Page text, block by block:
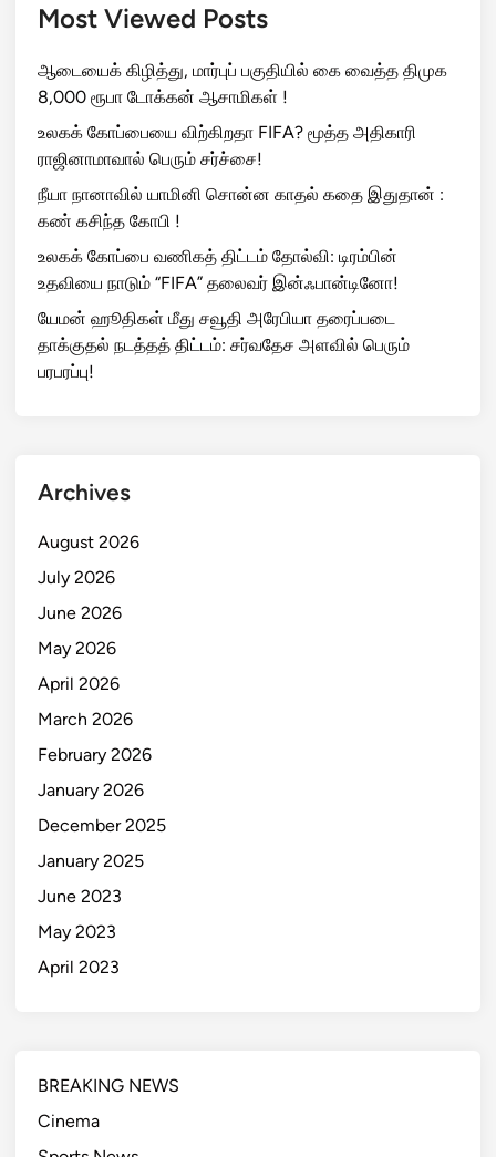
Most Viewed Posts
ஆடையைக் கிழித்து, மார்புப் பகுதியில் கை வைத்த திமுக
8,000 ரூபா டோக்கன் ஆசாமிகள் !
உலகக் கோப்பையை விற்கிறதா FIFA? மூத்த அதிகாரி
ராஜினாமாவால் பெரும் சர்ச்சை!
நீயா நானாவில் யாமினி சொன்ன காதல் கதை இதுதான் :
கண் கசிந்த கோபி !
உலகக் கோப்பை வணிகத் திட்டம் தோல்வி: டிரம்பின்
உதவியை நாடும் “FIFA” தலைவர் இன்ஃபான்டினோ!
யேமன் ஹூதிகள் மீது சவூதி அரேபியா தரைப்படை
தாக்குதல் நடத்தத் திட்டம்: சர்வதேச அளவில் பெரும்
பரபரப்பு!
Archives
August 2026
July 2026
June 2026
May 2026
April 2026
March 2026
February 2026
January 2026
December 2025
January 2025
June 2023
May 2023
April 2023
BREAKING NEWS
Cinema